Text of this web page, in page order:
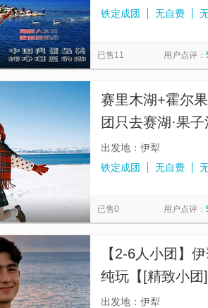
铁定成团
无自费
已售11 用户点评：
赛里木湖+霍尔
团只去赛湖·果
出发地：伊犁
铁定成团
无自费
已售0 用户点评：
【2-6人小团】
纯玩【[精致小
大团挤车，随走
出发地：伊犁